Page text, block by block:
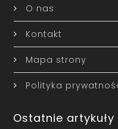
O nas
Kontakt
Mapa strony
Polityka
Ostatnie artykuły